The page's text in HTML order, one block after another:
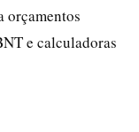
orçamentos
e calculadoras